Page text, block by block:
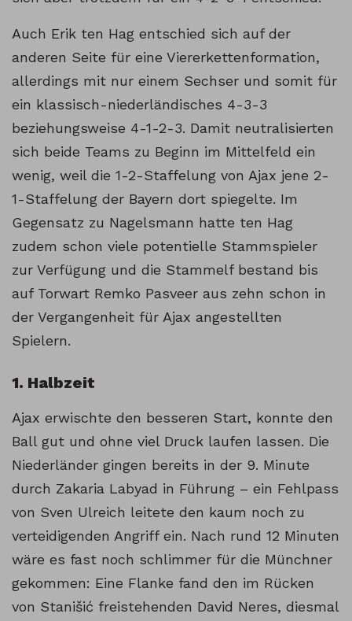
Auch Erik ten Hag entschied sich auf der
anderen Seite für eine Viererkettenformation,
allerdings mit nur einem Sechser und somit für
ein klassisch-niederländisches 4-3-3
beziehungsweise 4-1-2-3. Damit neutralisierten
sich beide Teams zu Beginn im Mittelfeld ein
wenig, weil die 1-2-Staffelung von Ajax jene 2-
1-Staffelung der Bayern dort spiegelte. Im
Gegensatz zu Nagelsmann hatte ten Hag
zudem schon viele potentielle Stammspieler
zur Verfügung und die Stammelf bestand bis
auf Torwart Remko Pasveer aus zehn schon in
der Vergangenheit für Ajax angestellten
Spielern.
1. Halbzeit
Ajax erwischte den besseren Start, konnte den
Ball gut und ohne viel Druck laufen lassen. Die
Niederländer gingen bereits in der 9. Minute
durch Zakaria Labyad in Führung – ein Fehlpass
von Sven Ulreich leitete den kaum noch zu
verteidigenden Angriff ein. Nach rund 12 Minuten
wäre es fast noch schlimmer für die Münchner
gekommen: Eine Flanke fand den im Rücken
von Stanišić freistehenden David Neres, diesmal